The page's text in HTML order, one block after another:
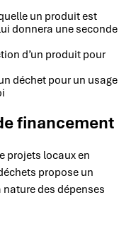
un produit est
donnera une seconde
d’un produit pour
déchet pour un usage
financement
projets locaux en
propose un
des dépenses